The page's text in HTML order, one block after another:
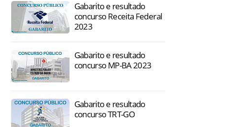
Gabarito e resultado
concurso Receita Federal
2023
Gabarito e resultado
concurso MP-BA 2023
Gabarito e resultado
concurso TRT-GO